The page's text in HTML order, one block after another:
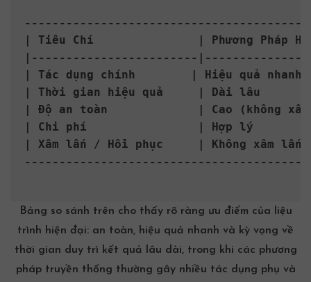
| Tiêu Chí               | Phương Pháp
|------------------------
| Tác dụng chính        | Hiệu quả
| Thời gian hiệu quả     | Dài lâu
| Độ an toàn             | Cao
| Chi phí                | Hợp lý
| Xâm lấn / Hồi phục     | Không xâm
Bảng so sánh trên cho thấy rõ ràng ưu điểm của liệu
trình hiện đại: an toàn, hiệu quả nhanh và kỳ vọng về
thời gian duy trì kết quả lâu dài, trong khi các phương
pháp truyền thống thường gây nhiều tác dụng phụ và